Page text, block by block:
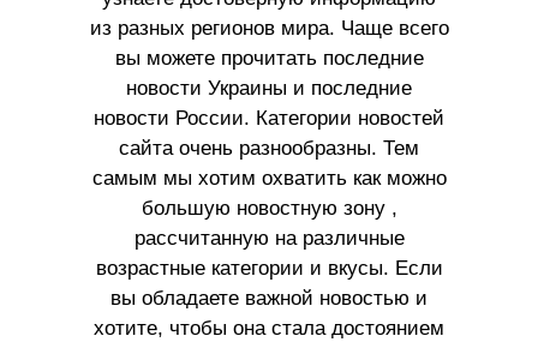
из разных регионов мира. Чаще всего
вы можете прочитать последние
новости Украины и последние
новости России. Категории новостей
сайта очень разнообразны. Тем
самым мы хотим охватить как можно
большую новостную зону ,
рассчитанную на различные
возрастные категории и вкусы. Если
вы обладаете важной новостью и
хотите, чтобы она стала достоянием